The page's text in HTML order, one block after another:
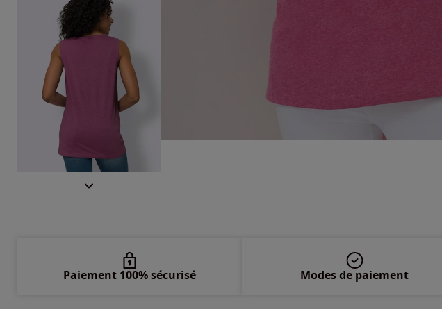
Paiement 100% sécurisé Modes de paiement